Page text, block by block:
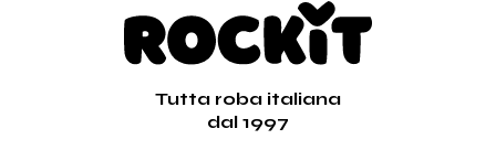
Tutta roba italiana
dal 1997